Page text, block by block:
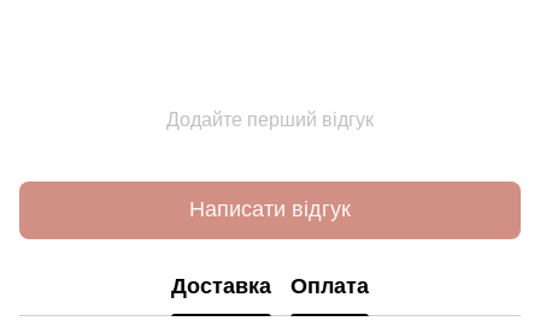
Додайте перший відгук
Написати відгук
Доставка Оплата